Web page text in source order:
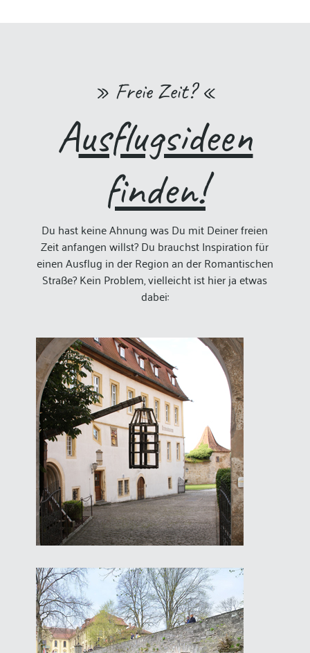
» Freie Zeit? «
Ausflugsideen
finden!
Du hast keine Ahnung was Du mit Deiner freien
Zeit anfangen willst? Du brauchst Inspiration für
einen Ausflug in der Region an der Romantischen
Straße? Kein Problem, vielleicht ist hier ja etwas
dabei:
Kriminalmuseum
in Rothenburg ob der Tauber